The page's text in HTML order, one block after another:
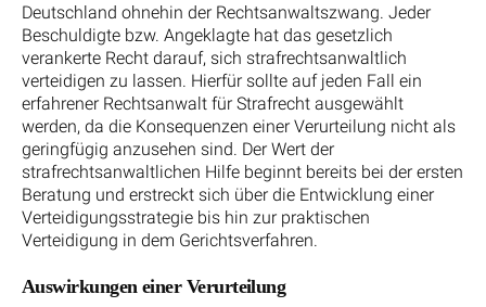
Deutschland ohnehin der Rechtsanwaltszwang. Jeder
Beschuldigte bzw. Angeklagte hat das gesetzlich
verankerte Recht darauf, sich strafrechtsanwaltlich
verteidigen zu lassen. Hierfür sollte auf jeden Fall ein
erfahrener Rechtsanwalt für Strafrecht ausgewählt
werden, da die Konsequenzen einer Verurteilung nicht als
geringfügig anzusehen sind. Der Wert der
strafrechtsanwaltlichen Hilfe beginnt bereits bei der ersten
Beratung und erstreckt sich über die Entwicklung einer
Verteidigungsstrategie bis hin zur praktischen
Verteidigung in dem Gerichtsverfahren.
Auswirkungen einer Verurteilung